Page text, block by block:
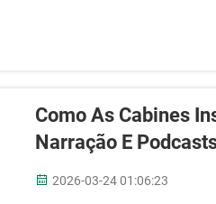
Como As Cabines
Narração E
2026-03-24 01:06:23